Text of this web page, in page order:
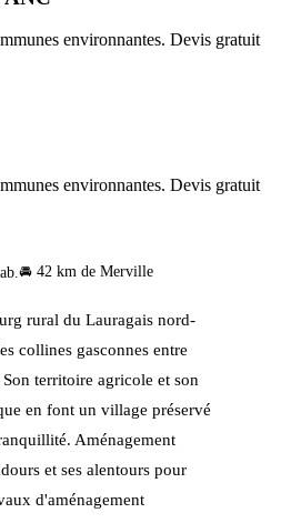
environnantes. Devis gratuit
environnantes. Devis gratuit
🚘 42 km de Merville
rural du Lauragais nord-
collines gasconnes entre
territoire agricole et son
en font un village préservé
Aménagement
et ses alentours pour
d'aménagement